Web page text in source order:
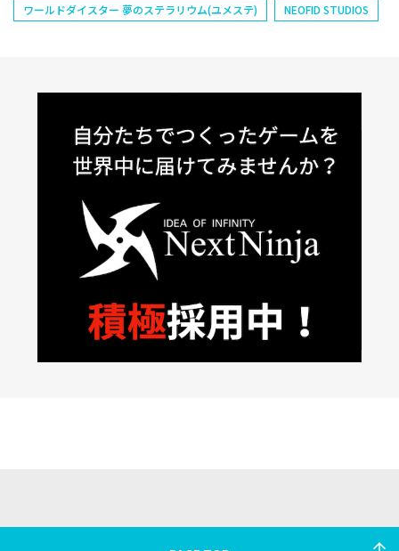
ワールドダイスター 夢のステラリウム(ユメステ)
NEOFID STUDIOS